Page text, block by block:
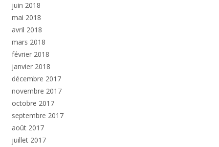
juin 2018
mai 2018
avril 2018
mars 2018
février 2018
janvier 2018
décembre 2017
novembre 2017
octobre 2017
septembre 2017
août 2017
juillet 2017